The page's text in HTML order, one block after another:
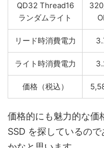
QD32 Thread16
ランダムライト
リード時消費電力
ライト時消費電力
価格（税込）
価格的にも魅力的な価
SSD を探しているの